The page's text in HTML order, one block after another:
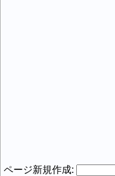
ページ新規作成: